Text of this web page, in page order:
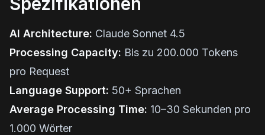
AI Architecture: Claude Sonnet 4.5
Processing Capacity: Bis zu 200.000 Tokens
pro Request
Language Support: 50+ Sprachen
Average Processing Time: 10–30 Sekunden pro
1.000 Wörter